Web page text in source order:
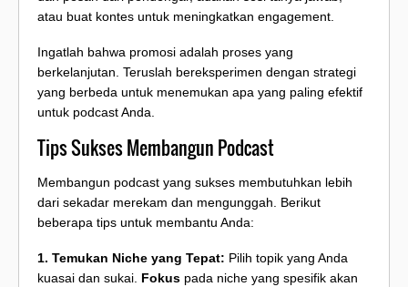
atau buat kontes untuk meningkatkan engagement.
Ingatlah bahwa promosi adalah proses yang
berkelanjutan. Teruslah bereksperimen dengan strategi
yang berbeda untuk menemukan apa yang paling efektif
untuk podcast Anda.
Tips Sukses Membangun Podcast
Membangun podcast yang sukses membutuhkan lebih
dari sekadar merekam dan mengunggah. Berikut
beberapa tips untuk membantu Anda:
1. Temukan Niche yang Tepat: Pilih topik yang Anda
kuasai dan sukai. Fokus pada niche yang spesifik akan